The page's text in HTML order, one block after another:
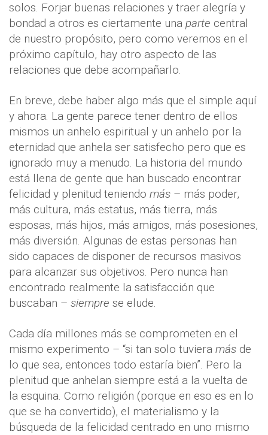
solos. Forjar buenas relaciones y traer alegría y
bondad a otros es ciertamente una parte central
de nuestro propósito, pero como veremos en el
próximo capítulo, hay otro aspecto de las
relaciones que debe acompañarlo.
En breve, debe haber algo más que el simple aquí
y ahora. La gente parece tener dentro de ellos
mismos un anhelo espiritual y un anhelo por la
eternidad que anhela ser satisfecho pero que es
ignorado muy a menudo. La historia del mundo
está llena de gente que han buscado encontrar
felicidad y plenitud teniendo más – más poder,
más cultura, más estatus, más tierra, más
esposas, más hijos, más amigos, más posesiones,
más diversión. Algunas de estas personas han
sido capaces de disponer de recursos masivos
para alcanzar sus objetivos. Pero nunca han
encontrado realmente la satisfacción que
buscaban – siempre se elude.
Cada día millones más se comprometen en el
mismo experimento – “si tan solo tuviera más de
lo que sea, entonces todo estaría bien”. Pero la
plenitud que anhelan siempre está a la vuelta de
la esquina. Como religión (porque en eso es en lo
que se ha convertido), el materialismo y la
búsqueda de la felicidad centrado en uno mismo